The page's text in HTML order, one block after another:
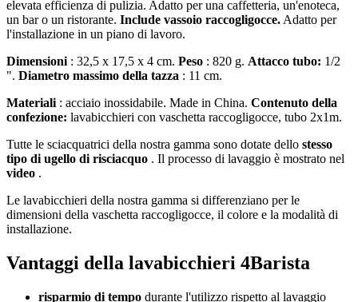
elevata efficienza di pulizia. Adatto per una caffetteria, un'enoteca,
un bar o un ristorante. Include vassoio raccogligocce. Adatto per
l'installazione in un piano di lavoro.
Dimensioni : 32,5 x 17,5 x 4 cm. Peso : 820 g. Attacco tubo: 1/2
". Diametro massimo della tazza : 11 cm.
Materiali : acciaio inossidabile. Made in China. Contenuto della
confezione: lavabicchieri con vaschetta raccogligocce, tubo 2x1m.
Tutte le sciacquatrici della nostra gamma sono dotate dello stesso
tipo di ugello di risciacquo . Il processo di lavaggio è mostrato nel
video .
Le lavabicchieri della nostra gamma si differenziano per le
dimensioni della vaschetta raccogligocce, il colore e la modalità di
installazione.
Vantaggi della lavabicchieri 4Barista
risparmio di tempo durante l'utilizzo rispetto al lavaggio